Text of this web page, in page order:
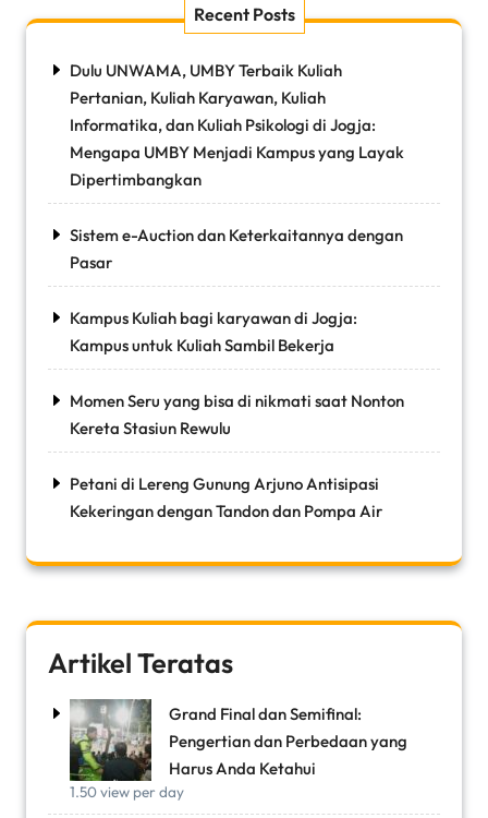
Recent Posts
Dulu UNWAMA, UMBY Terbaik Kuliah
Pertanian, Kuliah Karyawan, Kuliah
Informatika, dan Kuliah Psikologi di Jogja:
Mengapa UMBY Menjadi Kampus yang Layak
Dipertimbangkan
Sistem e-Auction dan Keterkaitannya dengan
Pasar
Kampus Kuliah bagi karyawan di Jogja:
Kampus untuk Kuliah Sambil Bekerja
Momen Seru yang bisa di nikmati saat Nonton
Kereta Stasiun Rewulu
Petani di Lereng Gunung Arjuno Antisipasi
Kekeringan dengan Tandon dan Pompa Air
Artikel Teratas
Grand Final dan Semifinal:
Pengertian dan Perbedaan yang
Harus Anda Ketahui
1.50 view per day